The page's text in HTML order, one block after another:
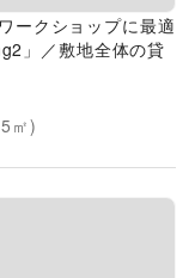
ークショップに最適
」／敷地全体の貸
㎡)